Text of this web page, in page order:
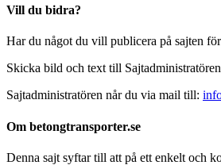
Vill du bidra?
Har du något du vill publicera på sajten
Skicka bild och text till
Sajtadministratören når du via mail till:
Om betongtransporter.se
Denna sajt syftar till att på ett enkelt och